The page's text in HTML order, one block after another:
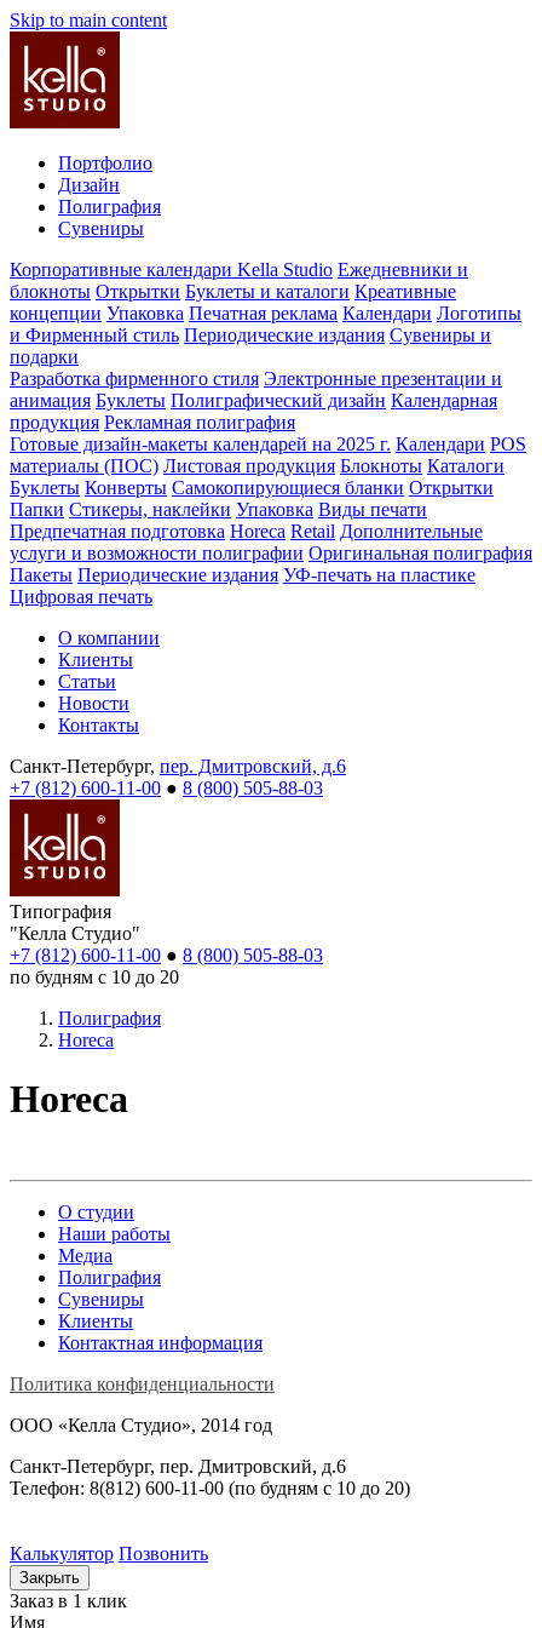
Skip to main content
Портфолио
Дизайн
Полиграфия
Сувениры
Корпоративные календари Kella Studio Ежедневники и
блокноты Открытки Буклеты и каталоги Креативные
концепции Упаковка Печатная реклама Календари Логотипы
и Фирменный стиль Периодические издания Сувениры и
подарки
Разработка фирменного стиля Электронные презентации и
анимация Буклеты Полиграфический дизайн Календарная
продукция Рекламная полиграфия
Готовые дизайн-макеты календарей на 2025 г. Календари POS
материалы (ПОС) Листовая продукция Блокноты Каталоги
Буклеты Конверты Самокопирующиеся бланки Открытки
Папки Стикеры, наклейки Упаковка Виды печати
Предпечатная подготовка Horeca Retail Дополнительные
услуги и возможности полиграфии Оригинальная полиграфия
Пакеты Периодические издания УФ-печать на пластике
Цифровая печать
О компании
Клиенты
Статьи
Новости
Контакты
Санкт-Петербург, пер. Дмитровский, д.6
+7 (812) 600-11-00 ● 8 (800) 505-88-03
Типография
"Келла Студио"
+7 (812) 600-11-00 ● 8 (800) 505-88-03
по будням с 10 до 20
Полиграфия
Horeca
Horeca
О студии
Наши работы
Медиа
Полиграфия
Сувениры
Клиенты
Контактная информация
Политика конфиденциальности
ООО «Келла Студио», 2014 год
Санкт-Петербург, пер. Дмитровский, д.6
Телефон: 8(812) 600-11-00 (по будням c 10 до 20)
Калькулятор Позвонить
Закрыть
Заказ в 1 клик
Имя